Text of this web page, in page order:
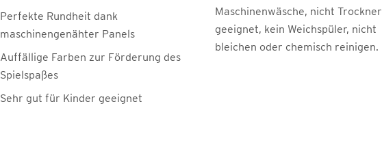
Perfekte Rundheit dank
maschinengenähter Panels
Auffällige Farben zur Förderung des
Spielspaßes
Sehr gut für Kinder geeignet
Maschinenwäsche, nicht Trockner
geeignet, kein Weichspüler, nicht
bleichen oder chemisch reinigen.